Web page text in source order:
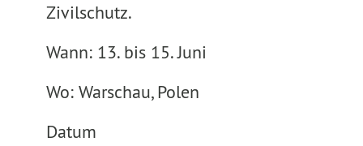
Zivilschutz.
Wann: 13. bis 15. Juni
Wo: Warschau, Polen
Datum